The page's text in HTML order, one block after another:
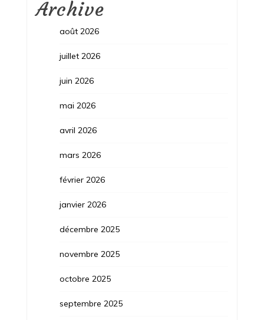
Archive
août 2026
juillet 2026
juin 2026
mai 2026
avril 2026
mars 2026
février 2026
janvier 2026
décembre 2025
novembre 2025
octobre 2025
septembre 2025